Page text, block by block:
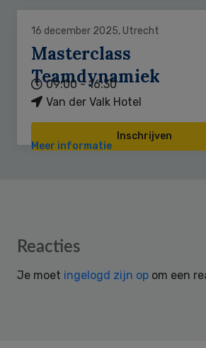
16 december 2025, Utrecht
Masterclass
Teamdynamiek
09:00 - 16:30
Van der Valk Hotel
Inschrijven
Meer informatie
Reader
Reacties
Je moet ingelogd zijn op om een